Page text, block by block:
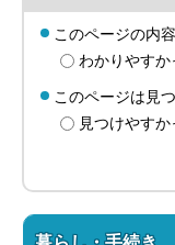
このページの内
わかりやすか
このページは見
見つけやすか